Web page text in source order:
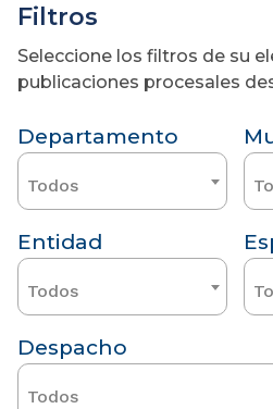
Filtros
Seleccione los filtros de su
publicaciones procesales
Departamento
Todos
Entidad
Todos
Despacho
Todos